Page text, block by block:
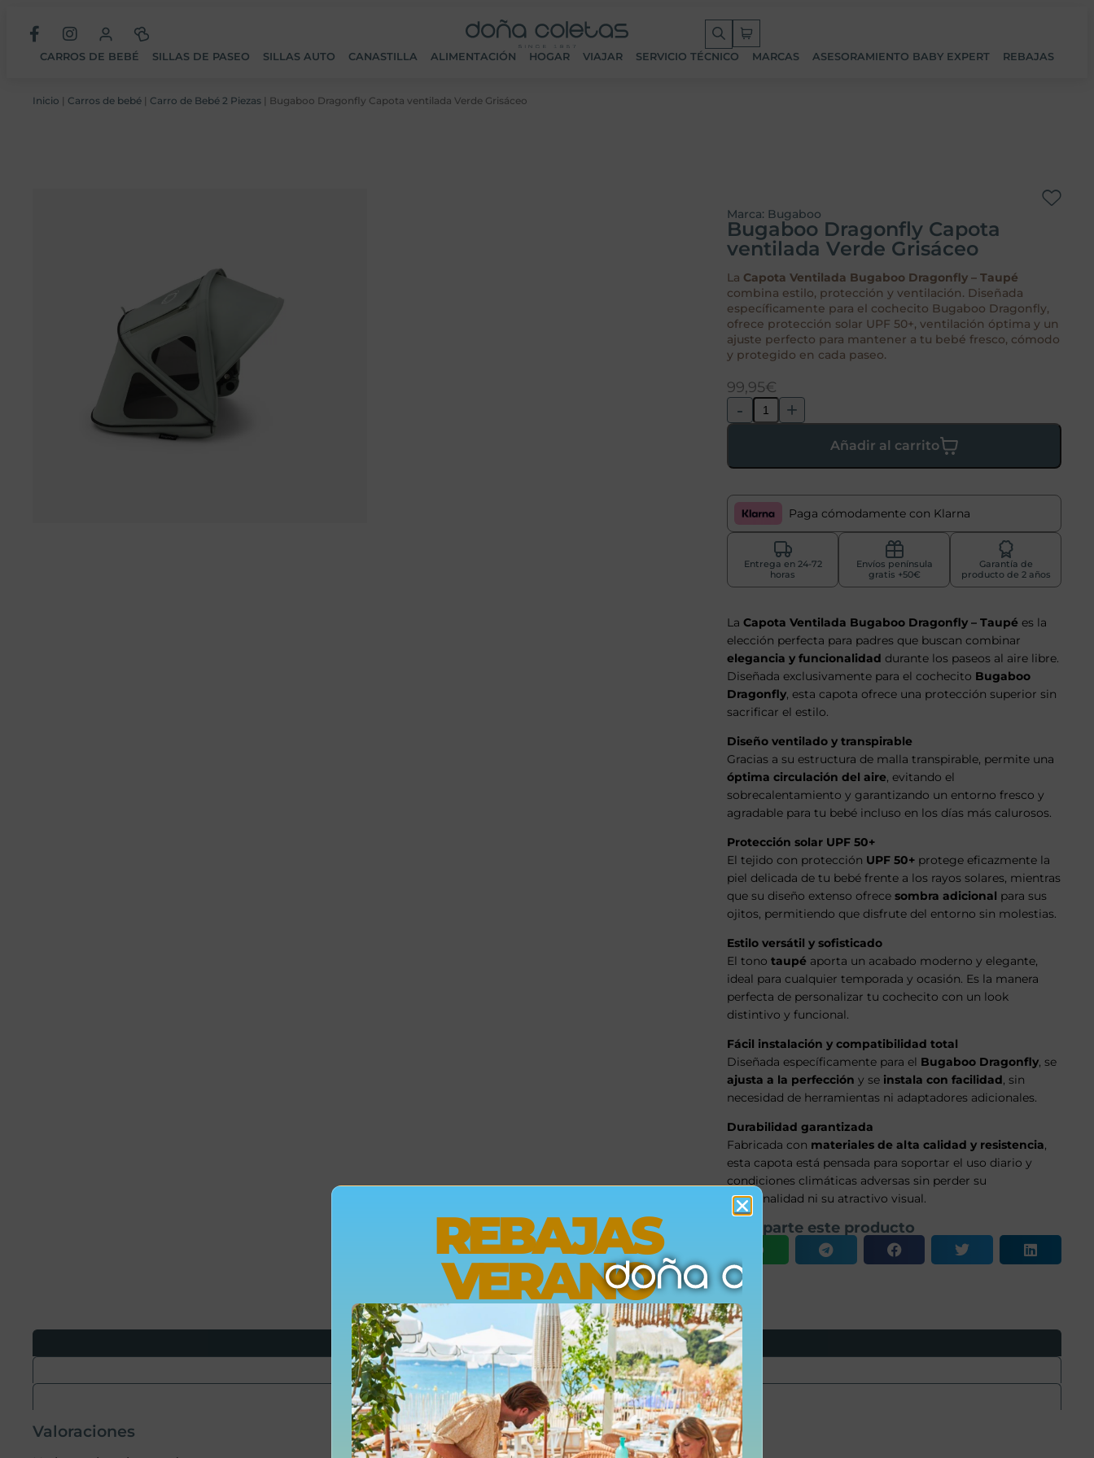
CARROS DE BEBÉ SILLAS DE PASEO SILLAS AUTO CANASTILLA ALIMENTACIÓN HOGAR VIAJAR SERVICIO TÉCNICO MARCAS ASESORAMIENTO BABY EXPERT REBAJAS
Inicio | Carros de bebé | Carro de Bebé 2 Piezas | Bugaboo Dragonfly Capota ventilada Verde Grisáceo
Marca: Bugaboo
Bugaboo Dragonfly Capota
ventilada Verde Grisáceo
La Capota Ventilada Bugaboo Dragonfly – Taupé
combina estilo, protección y ventilación. Diseñada
específicamente para el cochecito Bugaboo Dragonfly,
ofrece protección solar UPF 50+, ventilación óptima y un
ajuste perfecto para mantener a tu bebé fresco, cómodo
y protegido en cada paseo.
99,95€
- +
Añadir al carrito
Paga cómodamente con Klarna
Entrega en 24-72
horas
Envíos península
gratis +50€
Garantía de
producto de 2 años
LaCapota Ventilada Bugaboo Dragonfly – Taupé es la
elección perfecta para padres que buscan combinar
elegancia y funcionalidad durante los paseos al aire libre.
Diseñada exclusivamente para el cochecito Bugaboo
Dragonfly, esta capota ofrece una protección superior sin
sacrificar el estilo.
Diseño ventilado y transpirable
Gracias a su estructura de malla transpirable, permite una
óptima circulación del aire, evitando el
sobrecalentamiento y garantizando un entorno fresco y
agradable para tu bebé incluso en los días más calurosos.
Protección solar UPF 50+
El tejido con protección UPF 50+ protege eficazmente la
piel delicada de tu bebé frente a los rayos solares, mientras
que su diseño extenso ofrecesombra adicional para sus
ojitos, permitiendo que disfrute del entorno sin molestias.
Estilo versátil y sofisticado
El tonotaupé aporta un acabado moderno y elegante,
ideal para cualquier temporada y ocasión. Es la manera
perfecta de personalizar tu cochecito con un look
distintivo y funcional.
Fácil instalación y compatibilidad total
Diseñada específicamente para el Bugaboo Dragonfly, se
ajusta a la perfección y se instala con facilidad, sin
necesidad de herramientas ni adaptadores adicionales.
Durabilidad garantizada
Fabricada con materiales de alta calidad y resistencia,
esta capota está pensada para soportar el uso diario y
condiciones climáticas adversas sin perder su
funcionalidad ni su atractivo visual.
Comparte este producto
Opiniones
Envíos
Devoluciones
Valoraciones
REBAJAS
VERANO